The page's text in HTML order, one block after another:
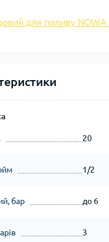
для поливу NOWA
20
1/2
бар до 6
3